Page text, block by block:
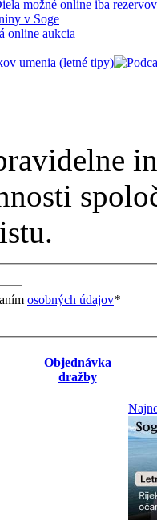
umenia (letné tipy)
osobných údajov*
Objednávka
dražby